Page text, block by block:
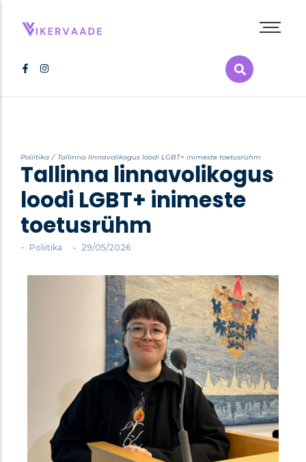
Abieluvõrdsus
Melu
Poliitika
Tervis
Vikerkaarepere
Poliitika / Tallinna linnavolikogus loodi LGBT+ inimeste toetusrühm
Tallinna linnavolikogus
loodi LGBT+ inimeste
toetusrühm
- Poliitika - 29/05/2026